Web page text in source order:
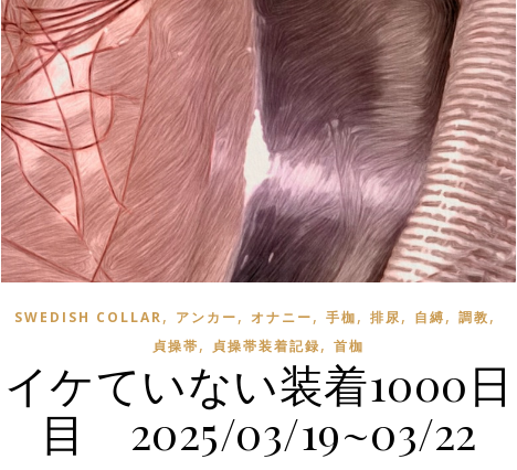
SWEDISH COLLAR, アンカー, オナニー, 手枷, 排尿, 自縛, 調教,
貞操帯, 貞操帯装着記録, 首枷
イケていない装着1000日
目 2025/03/19~03/22